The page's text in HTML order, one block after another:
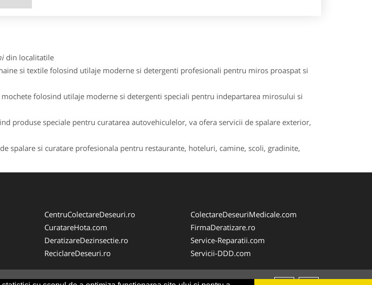
din localitatile
si textile folosind utilaje moderne si detergenti profesionali pentru miros proaspat si
folosind utilaje moderne si detergenti speciali pentru indepartarea mirosului si
produse speciale pentru curatarea autovehiculelor, va ofera servicii de spalare exterior,
spalare si curatare profesionala pentru restaurante, hoteluri, camine, scoli, gradinite,
CentruColectareDeseuri.ro
CuratareHota.com
DeratizareDezinsectie.ro
ReciclareDeseuri.ro
ColectareDeseuriMedicale.com
FirmaDeratizare.ro
Service-Reparatii.com
Servicii-DDD.com